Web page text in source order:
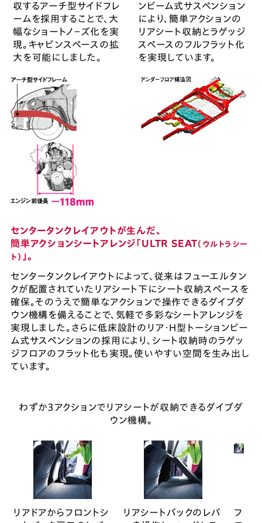
収するアーチ型サイドフレ
ームを採用することで、大
幅なショートノ−ズ化を実
現。キャビンスペースの拡
大を可能にしました。
ンビーム式サスペンション
により、簡単アクションの
リアシート収納とラゲッジ
スペースのフルフラット化
を実現しています。
センタータンクレイアウトが生んだ、
簡単アクションシートアレンジ「ULTR SEAT（ウルトラシー
ト） 」。
センタータンクレイアウトによって、従来はフューエルタン
クが配置されていたリアシート下にシート収納スペースを
確保。そのうえで簡単なアクションで操作できるダイブダ
ウン機構を備えることで、気軽で多彩なシートアレンジを
実現しました。さらに低床設計のリア・H型トーションビー
ム式サスペンションの採用により、シート収納時のラゲッ
ジフロアのフラット化も実現。使いやすい空間を生み出し
ています。
わずか3アクションでリアシートが収納できるダイブダ
ウン機構。
リアドアからフロントシ
リアシートバックのレバ
フ